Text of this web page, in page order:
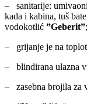
– sanitarije:
kada i kabina, tuš
vodokotlić ”Geberit”;
– grijanje je na
– blindirana ulazna
– zasebna brojila za